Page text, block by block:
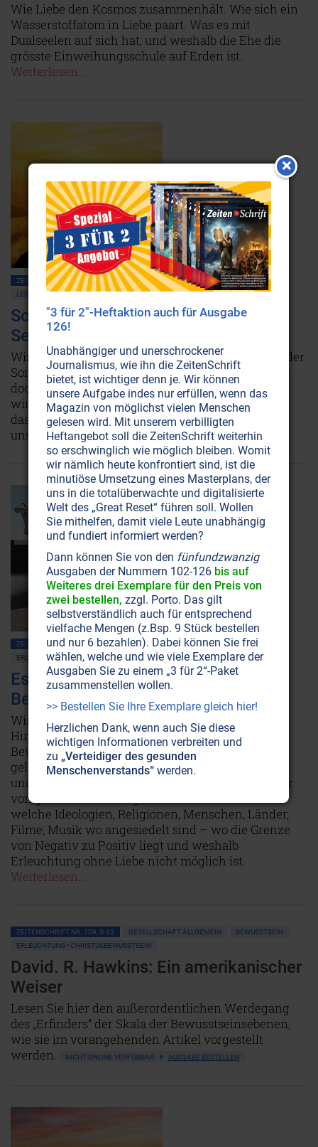
Wie Liebe den Kosmos zusammenhält. Wie sich ein
Wasserstoffatom in Liebe paart. Was es mit
Dualseelen auf sich hat, und weshalb die Ehe die
grösste Einweihungsschule auf Erden ist.
Weiterlesen...
ZEITENSCHRIFT NR. 110, S.20 BEWUSSTSEIN
GEBET • MEDITATION
LEBENSHILFE
ATEM • PRANHA • AURA GEIST
Sonnen-Yoga: Zurück zur Quelle des
Seins!
Wir Menschen fühlen uns in den Strahlenarmen der
Sonne geborgen und wohl. Kein Wunder: Sind wir
doch Kinder der Sonne! Doch genau das scheinen
wir vergessen zu haben. Es ist daher höchste Zeit,
dass wir uns wieder daran erinnern und uns mit
unserer Quelle verbinden.Weiterlesen...
ZEITENSCHRIFT NR. 109, S.48 GESELLSCHAFT ALLGEMEIN
BEWUSSTSEIN
ERLEUCHTUNG • CHRISTUSBEWUSSTSEIN
LEBENSHILFE
Es ist alles eine Frage des
Bewusstseins!
Wir bestimmen in jedem Augenblick, ob wir im
Himmel oder in der Hölle leben. Doch was ist
Bewusstsein eigentlich? Vor einigen Jahren ist es
gelungen, Bewusstseinsebenen klar zu definieren
und zu messen. Lesen Sie hier, wie die Stufenleiter
von ganz unten nach ganz oben aussieht und
welche Ideologien, Religionen, Menschen, Länder,
Filme, Musik wo angesiedelt sind – wo die Grenze
von Negativ zu Positiv liegt und weshalb
Erleuchtung ohne Liebe nicht möglich ist.
Weiterlesen...
ZEITENSCHRIFT NR. 109, S.63 GESELLSCHAFT ALLGEMEIN
BEWUSSTSEIN
ERLEUCHTUNG • CHRISTUSBEWUSSTSEIN
David. R. Hawkins: Ein amerikanischer
Weiser
Lesen Sie hier den außerordentlichen Werdegang
des „Erfinders“ der Skala der Bewusstseinsebenen,
wie sie im vorangehenden Artikel vorgestellt
werden.
NICHT ONLINE VERFÜGBAR AUSGABE BESTELLEN
"3 für 2"-Heftaktion auch für Ausgabe
126!
Unabhängiger und unerschrockener
Journalismus, wie ihn die ZeitenSchrift
bietet, ist wichtiger denn je. Wir können
unsere Aufgabe indes nur erfüllen, wenn das
Magazin von möglichst vielen Menschen
gelesen wird. Mit unserem verbilligten
Heftangebot soll die ZeitenSchrift weiterhin
so erschwinglich wie möglich bleiben. Womit
wir nämlich heute konfrontiert sind, ist die
minutiöse Umsetzung eines Masterplans, der
uns in die totalüberwachte und digitalisierte
Welt des „Great Reset“ führen soll. Wollen
Sie mithelfen, damit viele Leute unabhängig
und fundiert informiert werden?
Dann können Sie von den fünfundzwanzig
Ausgaben der Nummern 102-126 bis auf
Weiteres drei Exemplare für den Preis von
zwei bestellen, zzgl. Porto. Das gilt
selbstverständlich auch für entsprechend
vielfache Mengen (z.Bsp. 9 Stück bestellen
und nur 6 bezahlen). Dabei können Sie frei
wählen, welche und wie viele Exemplare der
Ausgaben Sie zu einem „3 für 2“-Paket
zusammenstellen wollen.
>> Bestellen Sie Ihre Exemplare gleich hier!
Herzlichen Dank, wenn auch Sie diese
wichtigen Informationen verbreiten und
zu „Verteidiger des gesunden
Menschenverstands“ werden.